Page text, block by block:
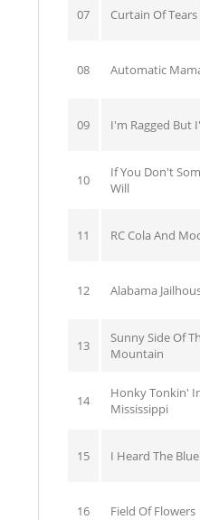
07 Curtain Of Tears
08 Automatic
09 I'm Ragged But
10
If You Don't
Will
11 RC Cola And
12 Alabama
13
Sunny Side Of
Mountain
14
Honky Tonkin'
Mississippi
15 I Heard The
16 Field Of Flowers